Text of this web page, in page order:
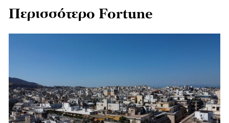
Περισσότερο Fortune